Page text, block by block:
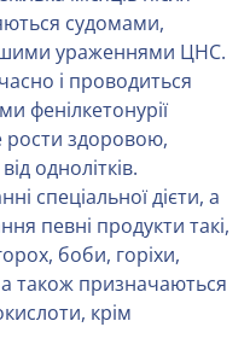
судомами,
ураженнями ЦНС.
і проводиться
фенілкетонурії
рости здоровою,
однолітків.
спеціальної дієти, а
певні продукти такі,
боби, горіхи,
також призначаються
крім